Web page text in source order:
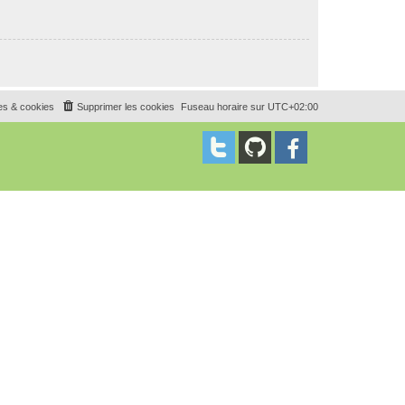
Fuseau horaire sur UTC+02:00
Supprimer les cookies
& cookies